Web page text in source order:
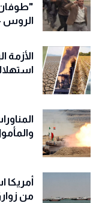
"طوفان
الروس
الأزمة
أمريكا
من